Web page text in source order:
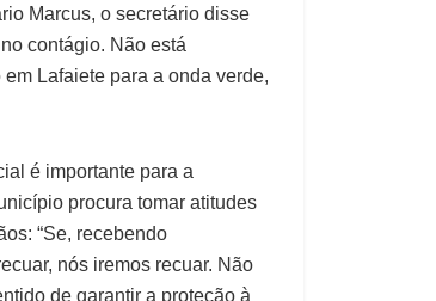
Marcus, o secretário disse
contágio. Não está
Lafaiete para a onda verde,
é importante para a
procura tomar atitudes
“Se, recebendo
nós iremos recuar. Não
de garantir a proteção à